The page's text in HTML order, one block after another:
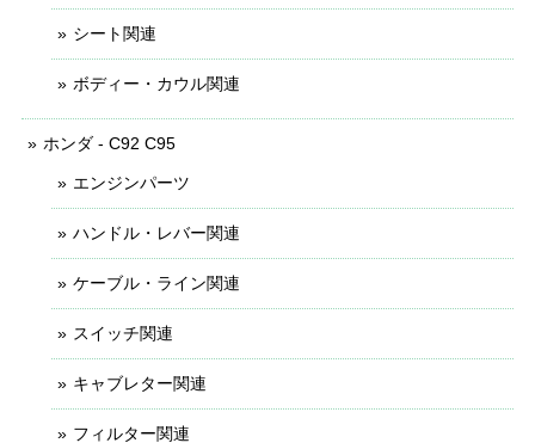
シート関連
ボディー・カウル関連
ホンダ - C92 C95
エンジンパーツ
ハンドル・レバー関連
ケーブル・ライン関連
スイッチ関連
キャブレター関連
フィルター関連